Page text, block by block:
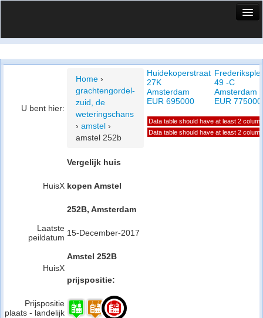
Vergelijk prijsposities - wijk
U bent hier:
Home ›
grachtengordel-
zuid, de
weteringschans
› amstel ›
amstel 252b
HuisX
Vergelijk huis
kopen Amstel
252B, Amsterdam
Laatste
peildatum 15-December-2017
HuisX
Amstel 252B
prijspositie:
Prijspositie
plaats - landelijk
Huidekoperstraat
27K
Amsterdam
EUR 695000
49 -C
Amsterdam
EUR 775000
Data table should have at least 2
Data table should have at least 2